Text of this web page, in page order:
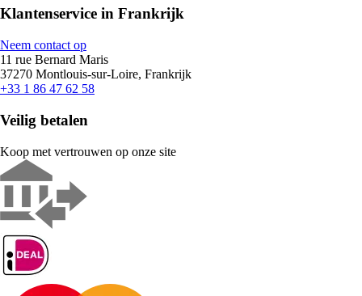
Klantenservice in Frankrijk
Neem contact op
11 rue Bernard Maris
37270 Montlouis-sur-Loire, Frankrijk
+33 1 86 47 62 58
Veilig betalen
Koop met vertrouwen op onze site